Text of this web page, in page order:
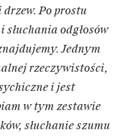
Po prostu
odgłosów
Jednym
rzeczywistości,
i jest
w tym zestawie
słuchanie szumu